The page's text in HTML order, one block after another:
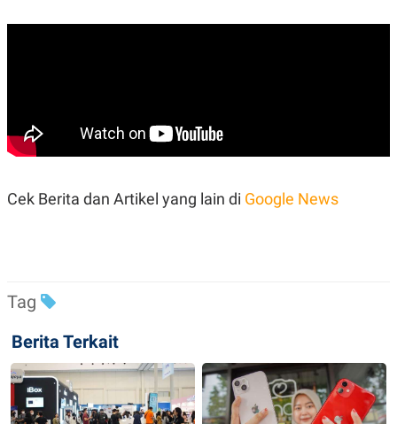
Cek Berita dan Artikel yang lain di Google News
Tag
Berita Terkait